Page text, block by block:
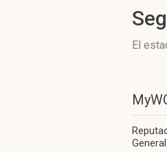
El
General